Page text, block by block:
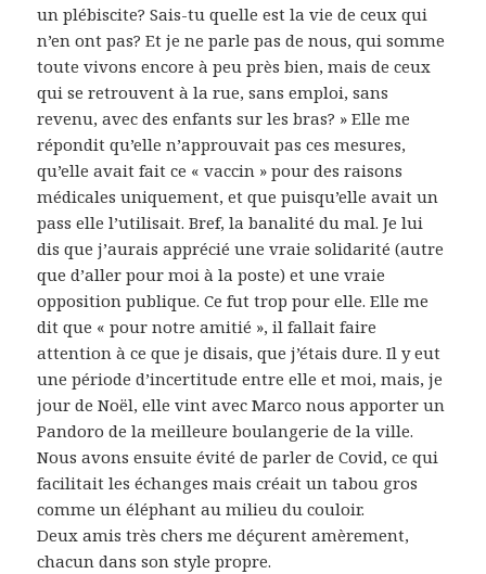
un plébiscite? Sais-tu quelle est la vie de ceux qui
n’en ont pas? Et je ne parle pas de nous, qui somme
toute vivons encore à peu près bien, mais de ceux
qui se retrouvent à la rue, sans emploi, sans
revenu, avec des enfants sur les bras? » Elle me
répondit qu’elle n’approuvait pas ces mesures,
qu’elle avait fait ce « vaccin » pour des raisons
médicales uniquement, et que puisqu’elle avait un
pass elle l’utilisait. Bref, la banalité du mal. Je lui
dis que j’aurais apprécié une vraie solidarité (autre
que d’aller pour moi à la poste) et une vraie
opposition publique. Ce fut trop pour elle. Elle me
dit que « pour notre amitié », il fallait faire
attention à ce que je disais, que j’étais dure. Il y eut
une période d’incertitude entre elle et moi, mais, je
jour de Noël, elle vint avec Marco nous apporter un
Pandoro de la meilleure boulangerie de la ville.
Nous avons ensuite évité de parler de Covid, ce qui
facilitait les échanges mais créait un tabou gros
comme un éléphant au milieu du couloir.
Deux amis très chers me déçurent amèrement,
chacun dans son style propre.